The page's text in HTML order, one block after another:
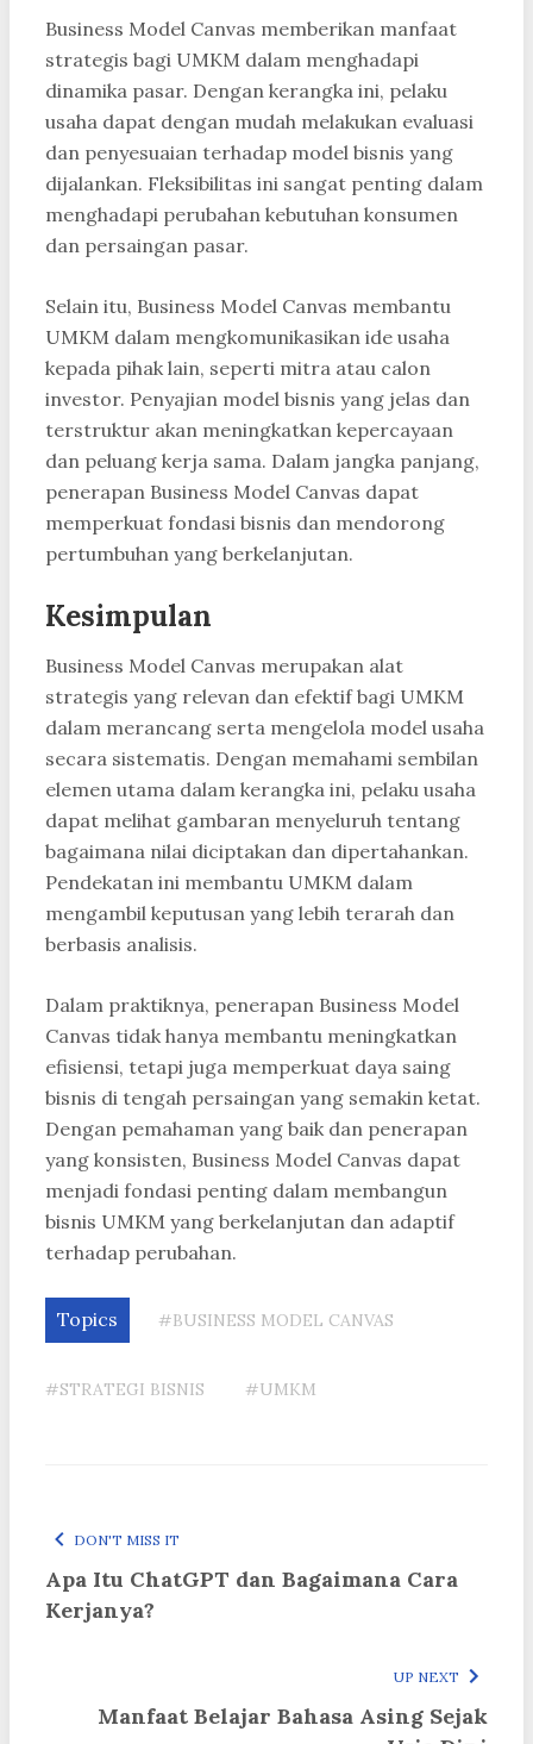
Business Model Canvas memberikan manfaat
strategis bagi UMKM dalam menghadapi
dinamika pasar. Dengan kerangka ini, pelaku
usaha dapat dengan mudah melakukan evaluasi
dan penyesuaian terhadap model bisnis yang
dijalankan. Fleksibilitas ini sangat penting dalam
menghadapi perubahan kebutuhan konsumen
dan persaingan pasar.
Selain itu, Business Model Canvas membantu
UMKM dalam mengkomunikasikan ide usaha
kepada pihak lain, seperti mitra atau calon
investor. Penyajian model bisnis yang jelas dan
terstruktur akan meningkatkan kepercayaan
dan peluang kerja sama. Dalam jangka panjang,
penerapan Business Model Canvas dapat
memperkuat fondasi bisnis dan mendorong
pertumbuhan yang berkelanjutan.
Kesimpulan
Business Model Canvas merupakan alat
strategis yang relevan dan efektif bagi UMKM
dalam merancang serta mengelola model usaha
secara sistematis. Dengan memahami sembilan
elemen utama dalam kerangka ini, pelaku usaha
dapat melihat gambaran menyeluruh tentang
bagaimana nilai diciptakan dan dipertahankan.
Pendekatan ini membantu UMKM dalam
mengambil keputusan yang lebih terarah dan
berbasis analisis.
Dalam praktiknya, penerapan Business Model
Canvas tidak hanya membantu meningkatkan
efisiensi, tetapi juga memperkuat daya saing
bisnis di tengah persaingan yang semakin ketat.
Dengan pemahaman yang baik dan penerapan
yang konsisten, Business Model Canvas dapat
menjadi fondasi penting dalam membangun
bisnis UMKM yang berkelanjutan dan adaptif
terhadap perubahan.
Topics #BUSINESS MODEL CANVAS
#STRATEGI BISNIS #UMKM
DON'T MISS IT
Apa Itu ChatGPT dan Bagaimana Cara
Kerjanya?
UP NEXT
Manfaat Belajar Bahasa Asing Sejak